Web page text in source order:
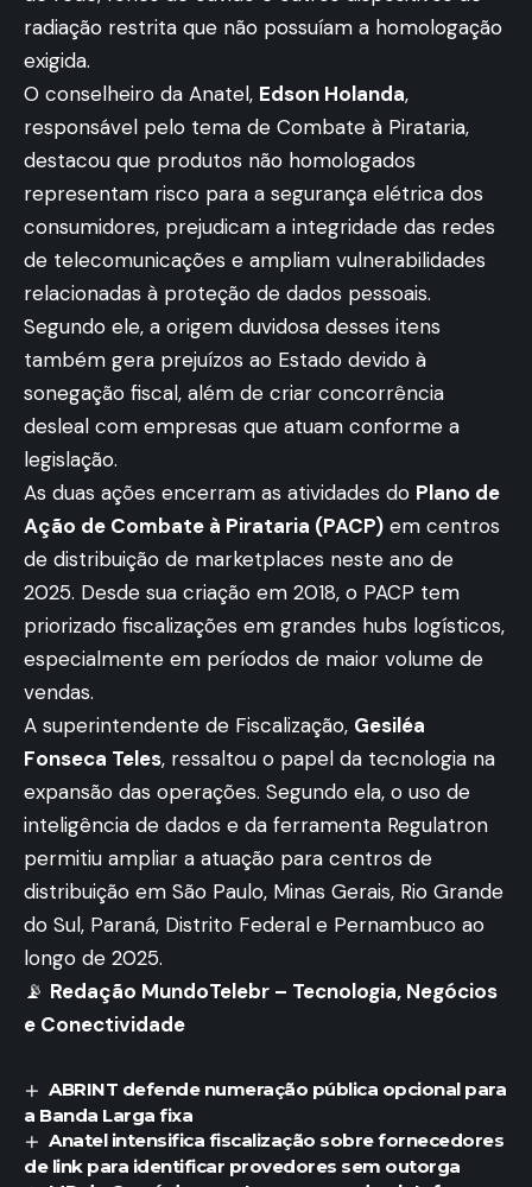
radiação restrita que não possuíam a homologação
exigida.
O conselheiro da Anatel, Edson Holanda,
responsável pelo tema de Combate à Pirataria,
destacou que produtos não homologados
representam risco para a segurança elétrica dos
consumidores, prejudicam a integridade das redes
de telecomunicações e ampliam vulnerabilidades
relacionadas à proteção de dados pessoais.
Segundo ele, a origem duvidosa desses itens
também gera prejuízos ao Estado devido à
sonegação fiscal, além de criar concorrência
desleal com empresas que atuam conforme a
legislação.
As duas ações encerram as atividades do Plano de
Ação de Combate à Pirataria (PACP) em centros
de distribuição de marketplaces neste ano de
2025. Desde sua criação em 2018, o PACP tem
priorizado fiscalizações em grandes hubs logísticos,
especialmente em períodos de maior volume de
vendas.
A superintendente de Fiscalização, Gesiléa
Fonseca Teles, ressaltou o papel da tecnologia na
expansão das operações. Segundo ela, o uso de
inteligência de dados e da ferramenta Regulatron
permitiu ampliar a atuação para centros de
distribuição em São Paulo, Minas Gerais, Rio Grande
do Sul, Paraná, Distrito Federal e Pernambuco ao
longo de 2025.
📡 Redação MundoTelebr – Tecnologia, Negócios
e Conectividade
ABRINT defende numeração pública opcional para
a Banda Larga fixa
Anatel intensifica fiscalização sobre fornecedores
de link para identificar provedores sem outorga